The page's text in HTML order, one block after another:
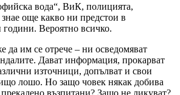
вода“, ВиК, полицията,
още какво ни предстои в
Вероятно всичко.
да им се отрече – ни осведомяват
Дават информация, прокарват
източници, допълват и свои
лошо. Но защо човек някак добива